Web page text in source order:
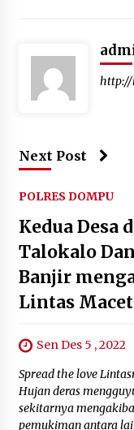
http://
Next Post
POLRES DOMPU
Kedua Desa
Talokalo
Banjir
Lintas Macet
Sen Des 5 , 2022
Spread the love
Hujan deras
sekitarnya
pemukiman antara